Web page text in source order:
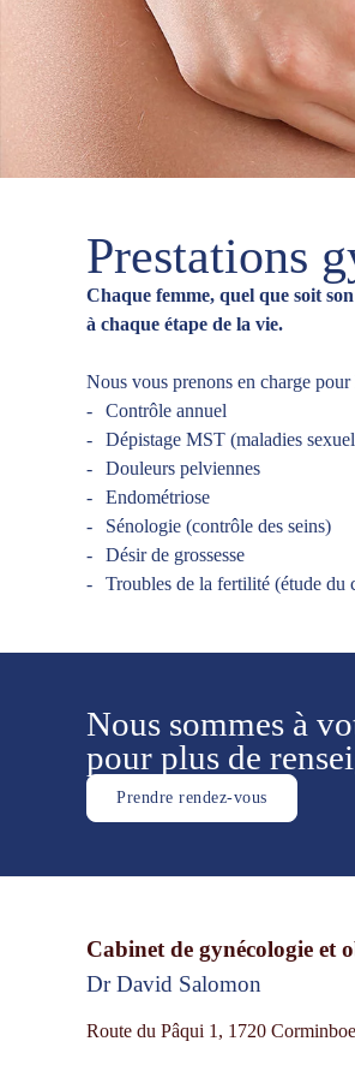
Prestations
Chaque femme, quel que soit
à chaque étape de la vie.
Nous vous prenons en charge
Contrôle annuel
Dépistage MST (maladies
Douleurs pelviennes
Endométriose
Sénologie (contrôle des seins)
Désir de grossesse
Troubles de la fertilité (étude du
Nous sommes à
​pour plus de
Prendre rendez-vous
Cabinet de gynécologie et
Dr David Salomon
​Route du Pâqui 1, 1720